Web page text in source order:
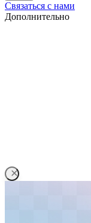
Связаться с нами
Дополнительно